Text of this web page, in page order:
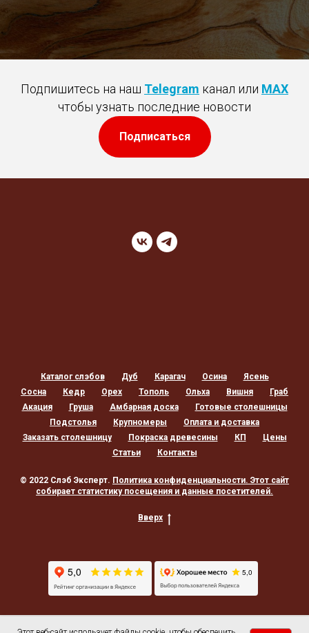
Подпишитесь на наш Telegram канал или MAX
чтобы узнать последние новости
Подписаться
Каталог слэбов Дуб Карагач Осина
Ясень
Сосна
Кедр Орех Тополь Ольха Вишня
Граб
Акация
Груша Амбарная доска
Готовые столешницы
Подстолья
Крупномеры
Оплата и доставка
Заказать столешницу
Покраска древесины КП
Цены
Статьи
Контакты
© 2022 Слэб Эксперт. Политика конфиденциальности. Этот сайт
собирает статистику посещения и данные посетителей.
Вверх